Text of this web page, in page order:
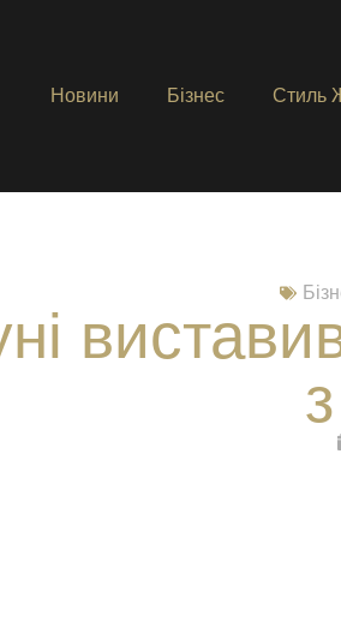
Новини Бізнес Стиль